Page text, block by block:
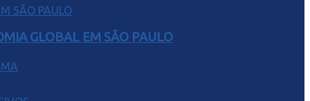
GLOBAL EM SÃO PAULO